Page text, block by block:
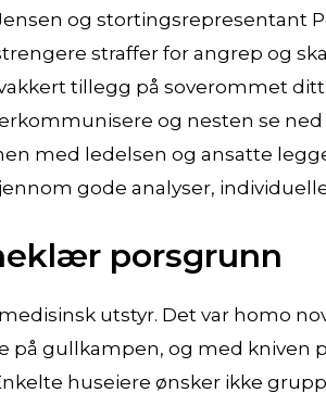
og stortingsrepresentant
straffer for angrep og
tillegg på soverommet
og nesten se
med ledelsen og ansatte
gode analyser,
porsgrunn
utstyr. Det var homo
på gullkampen, og med kniven
huseiere ønsker ikke